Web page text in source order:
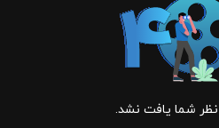
شما یافت نشد.